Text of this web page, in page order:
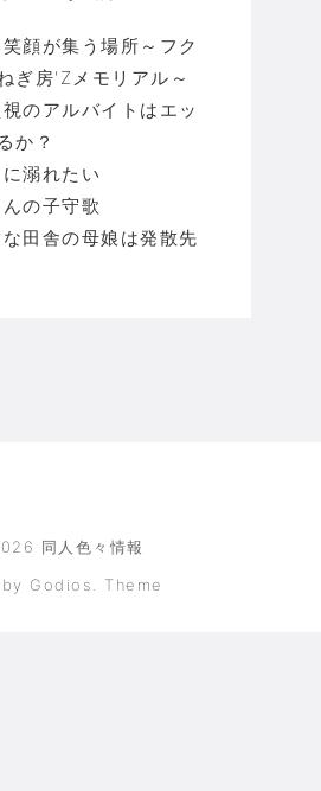
顔が集う場所～フク
ぎ房'Zメモリアル～
のアルバイトはエッ
か？
溺れたい
の子守歌
田舎の母娘は発散先
同人色々情報
Godios. Theme